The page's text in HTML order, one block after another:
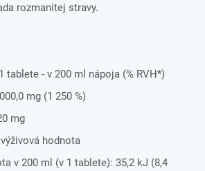
rozmanitej stravy.
tablete - v 200 ml nápoja (% RVH*)
mg (1 250 %)
mg
hodnota
v 200 ml (v 1 tablete): 35,2 kJ (8,4